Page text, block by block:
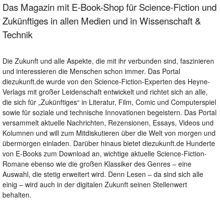
Das Magazin mit E-Book-Shop für Science-Fiction und
Zukünftiges in allen Medien und in Wissenschaft &
Technik
Die Zukunft und alle Aspekte, die mit ihr verbunden sind, faszinieren
und interessieren die Menschen schon immer. Das Portal
diezukunft.de wurde von den Science-Fiction-Experten des Heyne-
Verlags mit großer Leidenschaft entwickelt und richtet sich an alle,
die sich für „Zukünftiges“ in Literatur, Film, Comic und Computerspiel
sowie für soziale und technische Innovationen begeistern. Das Portal
versammelt aktuelle Nachrichten, Rezensionen, Essays, Videos und
Kolumnen und will zum Mitdiskutieren über die Welt von morgen und
übermorgen einladen. Darüber hinaus bietet diezukunft.de Hunderte
von E-Books zum Download an, wichtige aktuelle Science-Fiction-
Romane ebenso wie die großen Klassiker des Genres – eine
Auswahl, die stetig erweitert wird. Denn Lesen – da sind sich alle
einig – wird auch in der digitalen Zukunft seinen Stellenwert
behalten.